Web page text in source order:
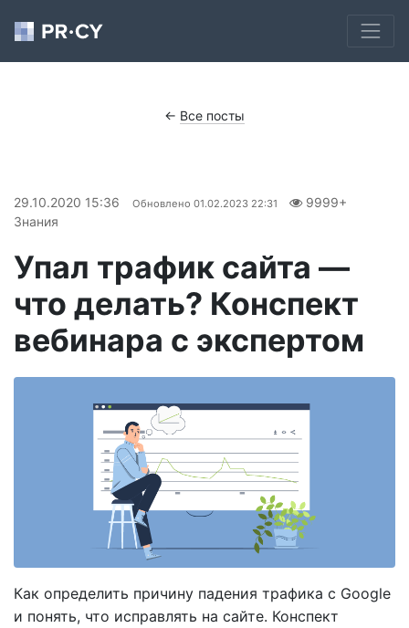
← Все посты
29.10.2020 15:36 Обновлено 01.02.2023 22:31
9999+
Знания
Упал трафик сайта —
что делать? Конспект
вебинара с экспертом
Как определить причину падения трафика с Google
и понять, что исправлять на сайте. Конспект